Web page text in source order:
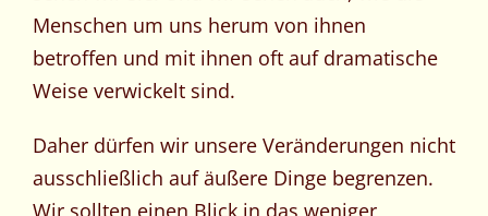
Menschen um uns herum von ihnen
betroffen und mit ihnen oft auf dramatische
Weise verwickelt sind.
Daher dürfen wir unsere Veränderungen nicht
ausschließlich auf äußere Dinge begrenzen.
Wir sollten einen Blick in das weniger